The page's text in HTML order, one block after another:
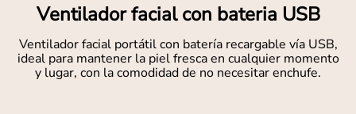
Ventilador facial con bateria USB
Ventilador facial portátil con batería recargable vía USB,
ideal para mantener la piel fresca en cualquier momento
y lugar, con la comodidad de no necesitar enchufe.